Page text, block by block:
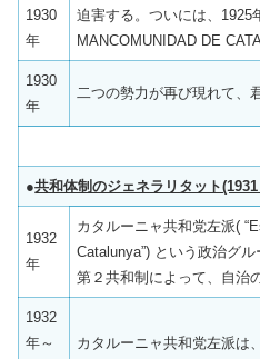
1930
年
迫害する。ついには、1925
MANCOMUNIDAD DE
1930
年
二つの勢力が再び現れて、
●共和体制のジェネラリタット
1932
年
カタルーニャ共和党左派(
Catalunya”) という政治グ
第２共和制によって、自治
1932
年～
カタルーニャ共和党左派は